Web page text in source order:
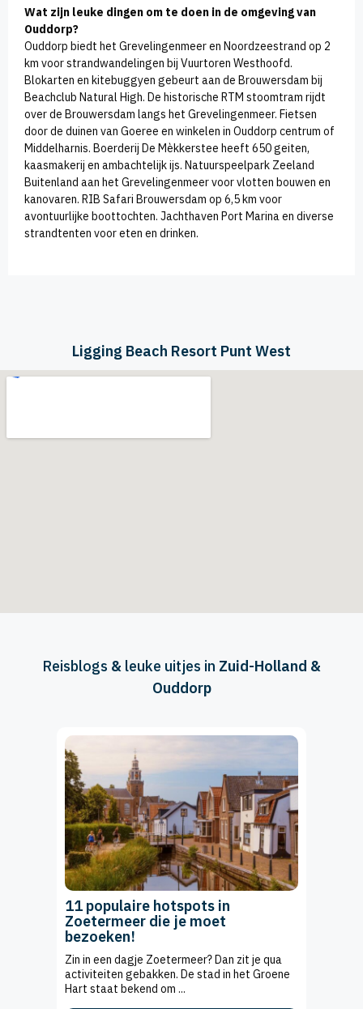
Wat zijn leuke dingen om te doen in de omgeving van
Ouddorp?
Ouddorp biedt het Grevelingenmeer en Noordzeestrand op 2
km voor strandwandelingen bij Vuurtoren Westhoofd.
Blokarten en kitebuggyen gebeurt aan de Brouwersdam bij
Beachclub Natural High. De historische RTM stoomtram rijdt
over de Brouwersdam langs het Grevelingenmeer. Fietsen
door de duinen van Goeree en winkelen in Ouddorp centrum of
Middelharnis. Boerderij De Mèkkerstee heeft 650 geiten,
kaasmakerij en ambachtelijk ijs. Natuurspeelpark Zeeland
Buitenland aan het Grevelingenmeer voor vlotten bouwen en
kanovaren. RIB Safari Brouwersdam op 6,5 km voor
avontuurlijke boottochten. Jachthaven Port Marina en diverse
strandtenten voor eten en drinken.
Ligging Beach Resort Punt West
Reisblogs & leuke uitjes in Zuid-Holland &
Ouddorp
11 populaire hotspots in
Zoetermeer die je moet
bezoeken!
Zin in een dagje Zoetermeer? Dan zit je qua
activiteiten gebakken. De stad in het Groene
Hart staat bekend om ...